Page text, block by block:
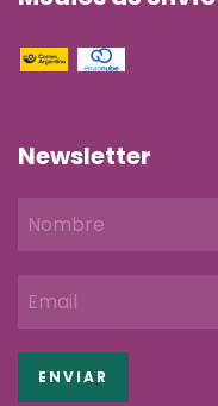
Newsletter